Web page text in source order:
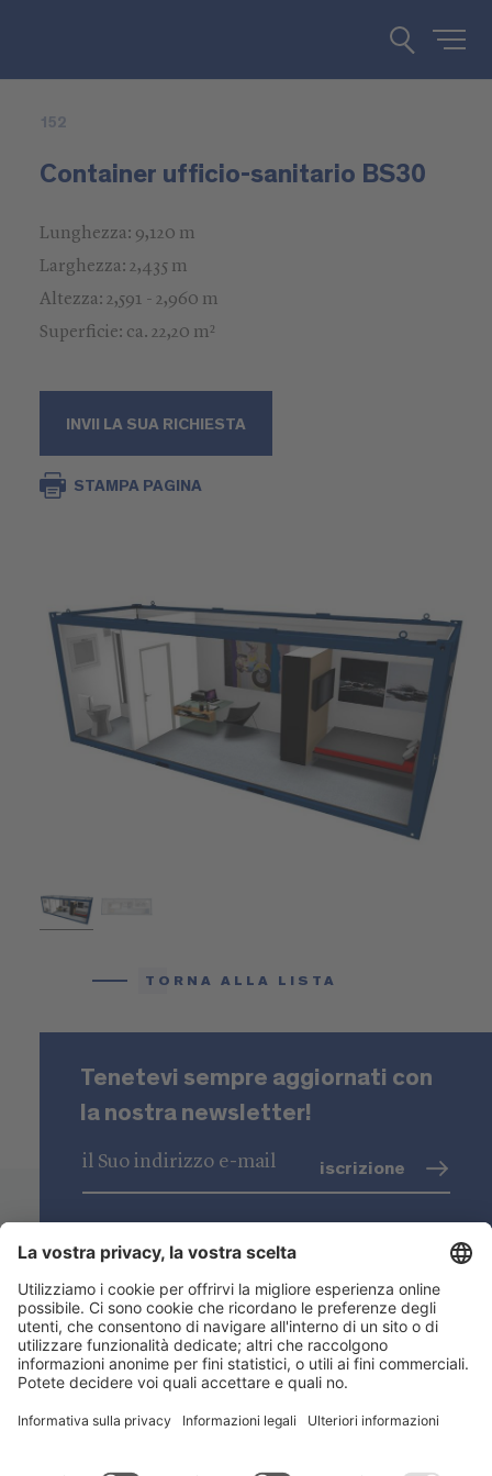
152
Container ufficio-sanitario BS30
Lunghezza: 9,120 m
Larghezza: 2,435 m
Altezza: 2,591 - 2,960 m
Superficie: ca. 22,20 m²
INVII LA SUA RICHIESTA
STAMPA PAGINA
TORNA ALLA LISTA
Tenetevi sempre aggiornati con
la nostra newsletter!
iscrizione
Niederstätter SpA
Sedi